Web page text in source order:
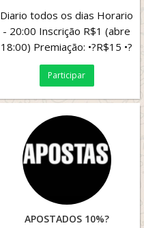
Diario todos os dias Horario
- 20:00 Inscrição R$1 (abre
18:00) Premiação: •?R$15 •?
Vaga na proxima ...
Participar
APOSTADOS 10%?